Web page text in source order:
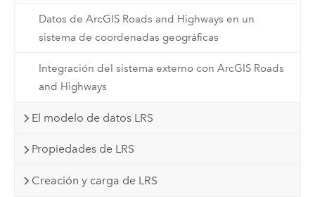
Datos de ArcGIS Roads and Highways en un
sistema de coordenadas geográficas
Integración del sistema externo con ArcGIS Roads
and Highways
El modelo de datos LRS
Propiedades de LRS
Creación y carga de LRS